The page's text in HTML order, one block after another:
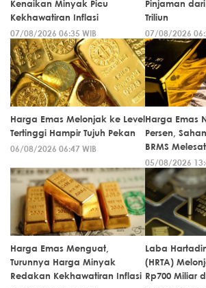
Kenaikan Minyak Picu
Kekhawatiran Inflasi
07/08/2026 06:35 WIB
Pinjaman dari
Triliun
07/08/2026
Harga Emas Melonjak ke Level
Tertinggi Hampir Tujuh Pekan
06/08/2026 06:47 WIB
Harga Emas
Persen,
BRMS Melesat
05/08/2026
Harga Emas Menguat,
Turunnya Harga Minyak
Redakan Kekhawatiran Inflasi
Laba
(HRTA)
Rp700 Miliar